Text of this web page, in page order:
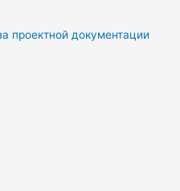
проектной документации